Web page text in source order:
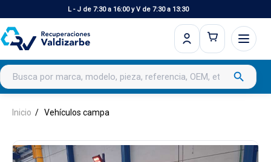
L - J de 7:30 a 16:00 y V de 7:30 a 13:30
Buscar productos search
Inicio Vehículos campa